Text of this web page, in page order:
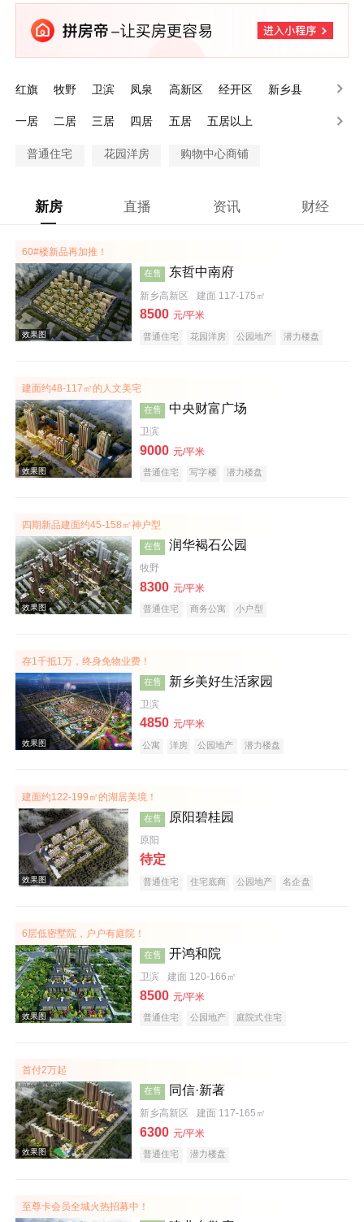
红旗 牧野 卫滨 凤泉 高新区 经开区
新乡县
一居
二居 三居 四居 五居 五居以上
普通住宅 花园洋房 购物中心商铺
新房 直播 资讯 财经
60#楼新品再加推！
效果图
在售 东哲中南府
新乡高新区 建面 117-175㎡
8500 元/平米
普通住宅 花园洋房 公园地产
潜力楼盘
建面约48-117㎡的人文美宅
效果图
在售 中央财富广场
卫滨
9000 元/平米
普通住宅 写字楼 潜力楼盘
四期新品建面约45-158㎡神户型
效果图
在售 润华褐石公园
牧野
8300 元/平米
普通住宅 商务公寓 小户型
存1千抵1万，终身免物业费！
效果图
在售 新乡美好生活家园
卫滨
4850 元/平米
公寓 洋房 公园地产
潜力楼盘
建面约122-199㎡的湖居美境！
在售 原阳碧桂园
原阳
待定
普通住宅 住宅底商 公园地产 名企盘
6层低密墅院，户户有庭院！
在售 开鸿和院
卫滨 建面 120-166㎡
8500 元/平米
普通住宅 公园地产 庭院式住宅
首付2万起
在售 同信·新著
新乡高新区 建面 117-165㎡
6300 元/平米
普通住宅 潜力楼盘
至尊卡会员全城火热招募中！